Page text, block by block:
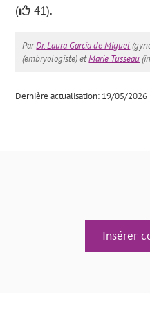
(
41).
ParDr. Laura García de Miguel
(embryologiste) etMarie Tusseau
Dernière actualisation: 19/05/2026
Insérer